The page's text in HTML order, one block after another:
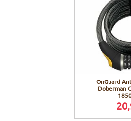
OnGuard
Doberman